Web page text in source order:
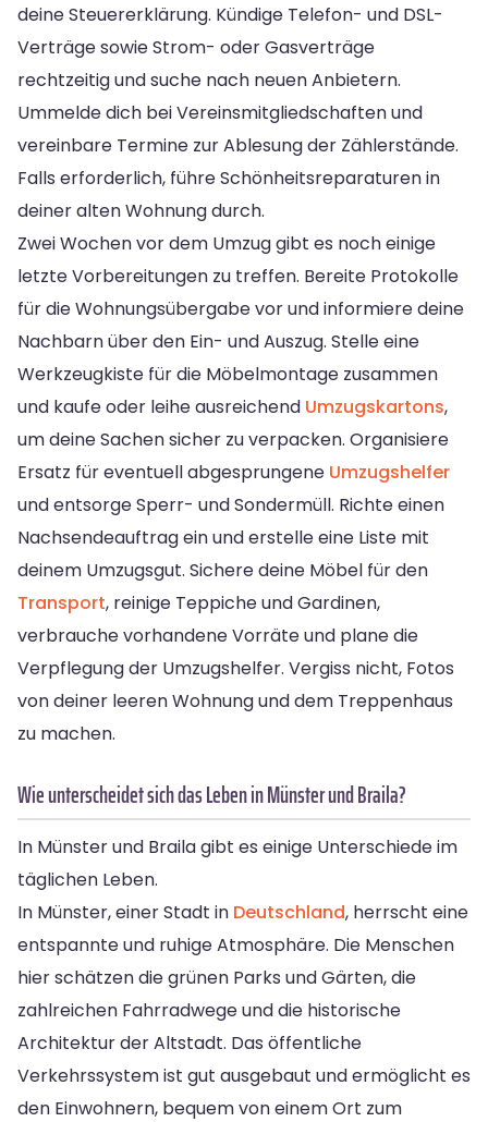
deine Steuererklärung. Kündige Telefon- und DSL-
Verträge sowie Strom- oder Gasverträge
rechtzeitig und suche nach neuen Anbietern.
Ummelde dich bei Vereinsmitgliedschaften und
vereinbare Termine zur Ablesung der Zählerstände.
Falls erforderlich, führe Schönheitsreparaturen in
deiner alten Wohnung durch.
Zwei Wochen vor dem Umzug gibt es noch einige
letzte Vorbereitungen zu treffen. Bereite Protokolle
für die Wohnungsübergabe vor und informiere deine
Nachbarn über den Ein- und Auszug. Stelle eine
Werkzeugkiste für die Möbelmontage zusammen
und kaufe oder leihe ausreichend Umzugskartons,
um deine Sachen sicher zu verpacken. Organisiere
Ersatz für eventuell abgesprungene Umzugshelfer
und entsorge Sperr- und Sondermüll. Richte einen
Nachsendeauftrag ein und erstelle eine Liste mit
deinem Umzugsgut. Sichere deine Möbel für den
Transport, reinige Teppiche und Gardinen,
verbrauche vorhandene Vorräte und plane die
Verpflegung der Umzugshelfer. Vergiss nicht, Fotos
von deiner leeren Wohnung und dem Treppenhaus
zu machen.
Wie unterscheidet sich das Leben in Münster und Braila?
In Münster und Braila gibt es einige Unterschiede im
täglichen Leben.
In Münster, einer Stadt in Deutschland, herrscht eine
entspannte und ruhige Atmosphäre. Die Menschen
hier schätzen die grünen Parks und Gärten, die
zahlreichen Fahrradwege und die historische
Architektur der Altstadt. Das öffentliche
Verkehrssystem ist gut ausgebaut und ermöglicht es
den Einwohnern, bequem von einem Ort zum